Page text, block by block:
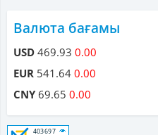
Валюта бағамы
USD 469.93 0.00
EUR 541.64 0.00
CNY69.65 0.00